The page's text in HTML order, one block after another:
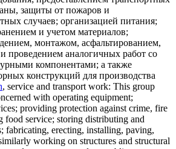
защиты от пожаров и
случаев; организацией питания;
и учетом материалов;
монтажом, асфальтированием,
проведением аналогичных работ со
компонентами; а также
конструкций для производства
, service and transport work: This group
with operating equipment;
providing protection against crime, fire
food service; storing distributing and
fabricating, erecting, installing, paving,
working on structures and structural